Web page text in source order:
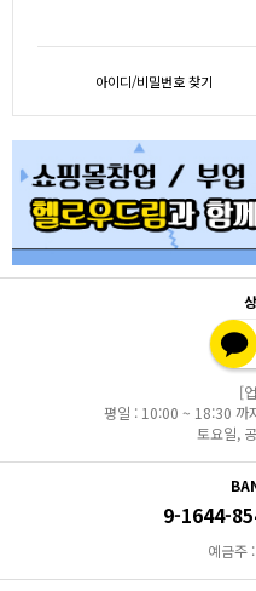
아이디/비밀번호 찾기
[
평일 : 10:00 ~ 18:30 까
토요일,
9-1644-
예금주